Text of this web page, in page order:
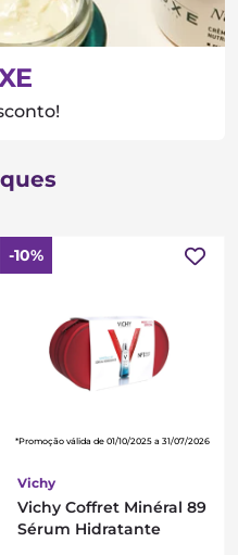
-10%
*Promoção válida de 01/10/2025 a 31/07/2026
Vichy
Vichy Coffret Minéral 89
Sérum Hidratante